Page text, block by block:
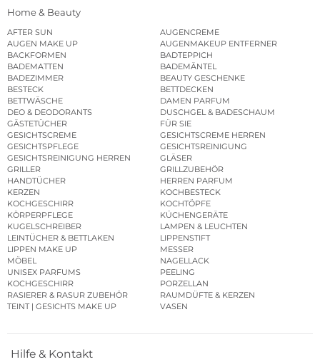
Home & Beauty
AFTER SUN
AUGENCREME
AUGEN MAKE UP
AUGENMAKEUP ENTFERNER
BACKFORMEN
BADTEPPICH
BADEMATTEN
BADEMÄNTEL
BADEZIMMER
BEAUTY GESCHENKE
BESTECK
BETTDECKEN
BETTWÄSCHE
DAMEN PARFUM
DEO & DEODORANTS
DUSCHGEL & BADESCHAUM
GÄSTETÜCHER
FÜR SIE
GESICHTSCREME
GESICHTSCREME HERREN
GESICHTSPFLEGE
GESICHTSREINIGUNG
GESICHTSREINIGUNG HERREN
GLÄSER
GRILLER
GRILLZUBEHÖR
HANDTÜCHER
HERREN PARFUM
KERZEN
KOCHBESTECK
KOCHGESCHIRR
KOCHTÖPFE
KÖRPERPFLEGE
KÜCHENGERÄTE
KUGELSCHREIBER
LAMPEN & LEUCHTEN
LEINTÜCHER & BETTLAKEN
LIPPENSTIFT
LIPPEN MAKE UP
MESSER
MÖBEL
NAGELLACK
UNISEX PARFUMS
PEELING
KOCHGESCHIRR
PORZELLAN
RASIERER & RASUR ZUBEHÖR
RAUMDÜFTE & KERZEN
TEINT | GESICHTS MAKE UP
VASEN
Hilfe & Kontakt